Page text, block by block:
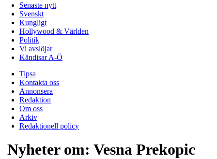
Senaste nytt
Svenskt
Kungligt
Hollywood & Världen
Politik
Vi avslöjar
Kändisar A-Ö
Tipsa
Kontakta oss
Annonsera
Redaktion
Om oss
Arkiv
Redaktionell policy
Nyheter om: Vesna Prekopic